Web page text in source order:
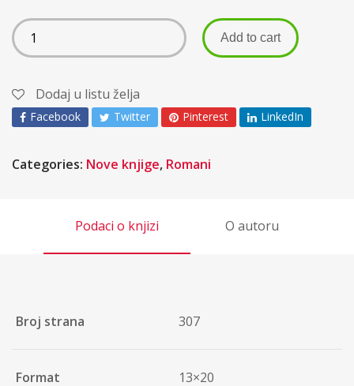
Add to cart
Dodaj u listu želja
Facebook Twitter Pinterest LinkedIn
Categories: Nove knjige, Romani
Podaci o knjizi O autoru
Broj strana 307
Format 13×20